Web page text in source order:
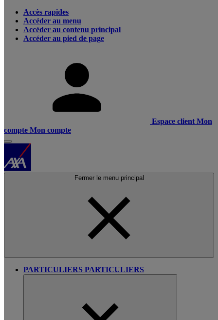
Accès rapides
Accéder au menu
Accéder au contenu principal
Accéder au pied de page
Espace client Mon
compte Mon compte
Fermer le menu principal
PARTICULIERS PARTICULIERS